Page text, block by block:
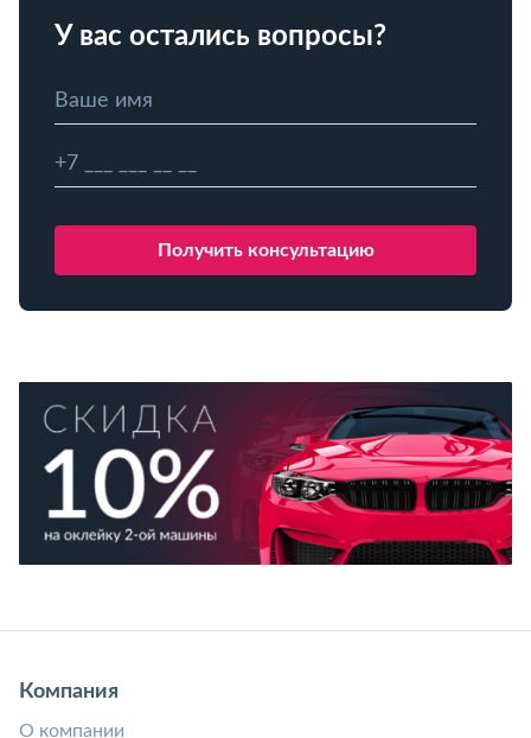
У вас остались вопросы?
Компания
О компании